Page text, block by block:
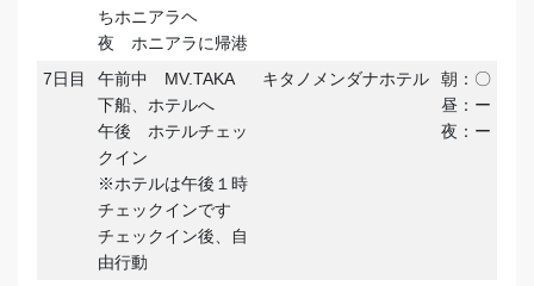
ちホニアラヘ
夜 ホニアラに帰港
7日目
午前中 MV.TAKA
下船、ホテルへ
午後 ホテルチェッ
クイン
※ホテルは午後１時
チェックインです
チェックイン後、自
由行動
キタノメンダナホテル
朝：〇
昼：ー
夜：ー